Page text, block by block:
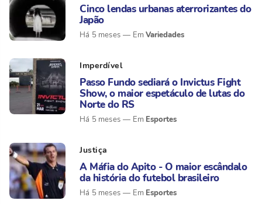
Cinco lendas urbanas aterrorizantes do
Japão
Há 5 meses Variedades
Imperdível
Passo Fundo sediará o Invictus Fight
Show, o maior espetáculo de lutas do
Norte do RS
Há 5 meses Esportes
Justiça
A Máfia do Apito - O maior escândalo
da história do futebol brasileiro
Há 5 meses Esportes